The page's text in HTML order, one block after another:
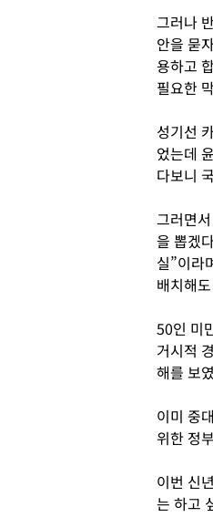
그러나
안을 묻
용하고
필요한
성기선
었는데
다보니
그러면
을 뽑겠
실”이라
배치해
50인 미
거시적
해를 보
이미 중
위한 정
이번 신
는 하고